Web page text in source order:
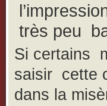
très peu
Si certains
saisir cette
dans la